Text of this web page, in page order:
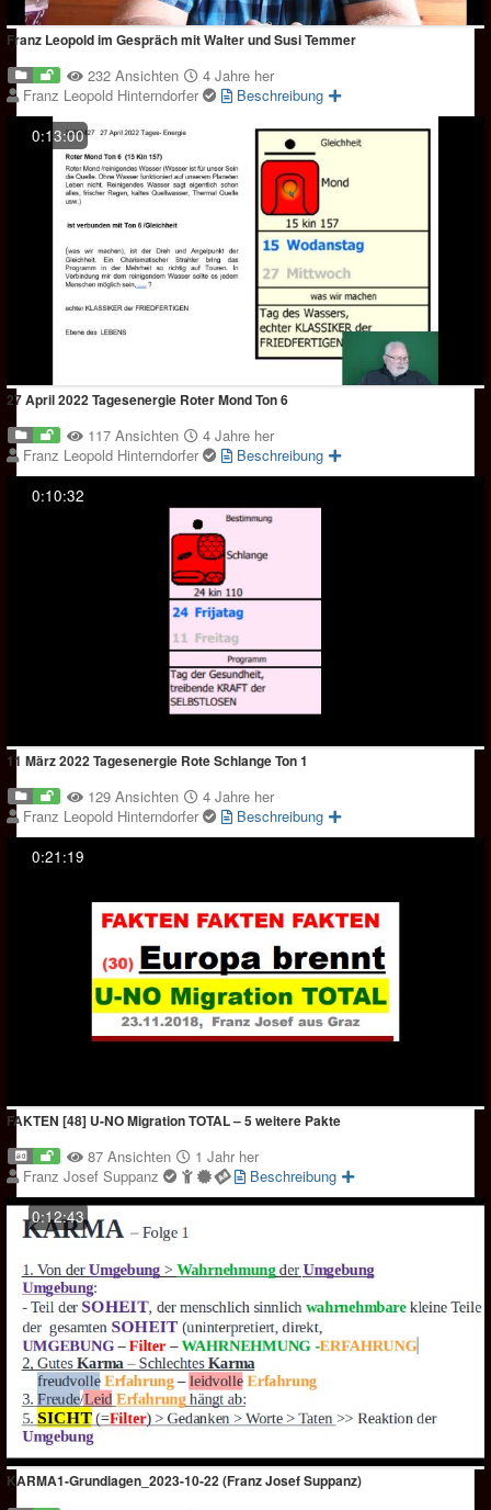
Franz Leopold im Gespräch mit Walter und Susi Temmer
232 Ansichten
4 Jahre her
Franz Leopold Hinterndorfer
Beschreibung
0:13:00
27 April 2022 Tagesenergie Roter Mond Ton 6
117 Ansichten
4 Jahre her
Franz Leopold Hinterndorfer
Beschreibung
0:10:32
11 März 2022 Tagesenergie Rote Schlange Ton 1
129 Ansichten
4 Jahre her
Franz Leopold Hinterndorfer
Beschreibung
0:21:19
FAKTEN [48] U-NO Migration TOTAL – 5 weitere Pakte
87 Ansichten
1 Jahr her
Franz Josef Suppanz
Beschreibung
0:12:43
KARMA1-Grundlagen_2023-10-22 (Franz Josef Suppanz)